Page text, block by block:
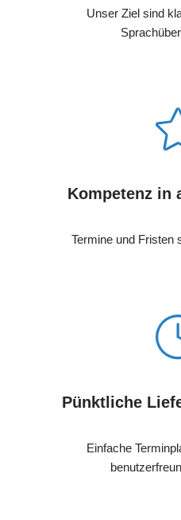
Unser Ziel sind
Kompetenz in
Termine und Fristen
Pünktliche
Einfache